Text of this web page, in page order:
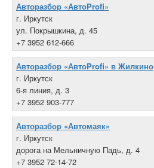
Авторазбор «АвтоProfi»
г. Иркутск
ул. Покрышкина, д. 45
+7 3952 612-666
Авторазбор «АвтоProfi» в Жилкино
г. Иркутск
6-я линия, д. 3
+7 3952 903-777
Авторазбор «Автомаяк»
г. Иркутск
дорога на Мельничную Падь, д. 4
+7 3952 72-14-72